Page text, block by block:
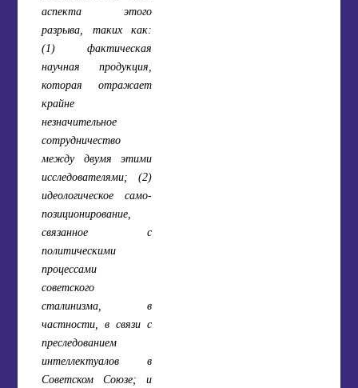
аспекта этого
разрыва, таких как:
(1) фактическая
научная продукция,
которая отражает
крайне
незначительное
сотрудничество
между двумя этими
исследователями; (2)
идеологическое само-
позиционирование,
связанное с
политическими
процессами
советского
сталинизма, в
частности, в связи с
преследованием
интеллектуалов в
Советском Союзе; и